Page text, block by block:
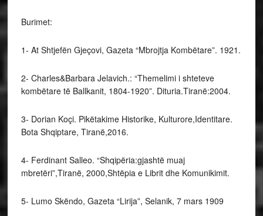
Burimet:
1- At Shtjefën Gjeçovi, Gazeta “Mbrojtja Kombëtare”. 1921.
2- Charles&Barbara Jelavich.: “Themelimi i shteteve
kombëtare të Ballkanit, 1804-1920”. Dituria.Tiranë:2004.
3- Dorian Koçi. Pikëtakime Historike, Kulturore,Identitare.
Bota Shqiptare, Tiranë,2016.
4- Ferdinant Salleo. “Shqipëria:gjashtë muaj
mbretëri”,Tiranë, 2000,Shtëpia e Librit dhe Komunikimit.
5- Lumo Skëndo, Gazeta “Lirija”, Selanik, 7 mars 1909